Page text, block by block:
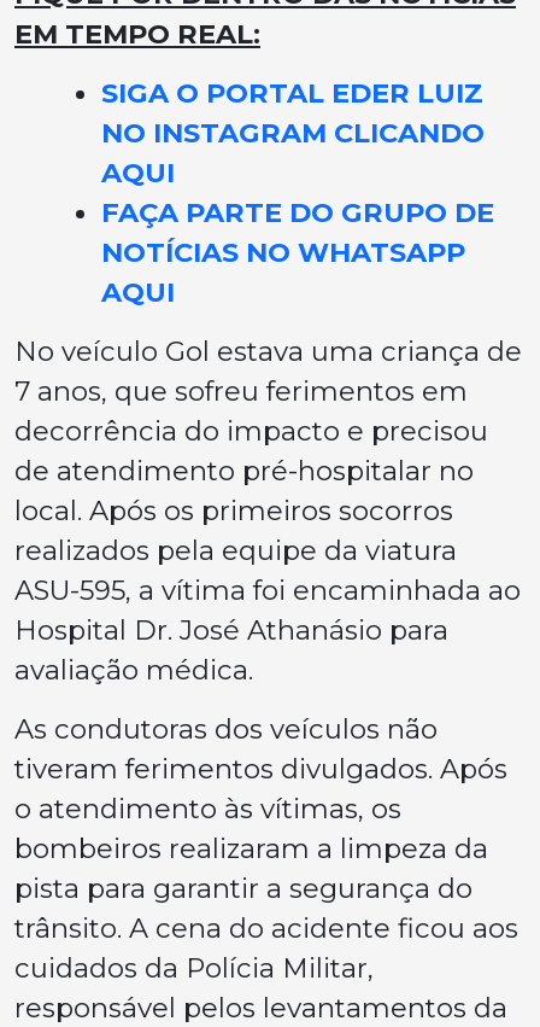
EM TEMPO REAL:
SIGA O PORTAL EDER LUIZ
NO INSTAGRAM CLICANDO
AQUI
FAÇA PARTE DO GRUPO DE
NOTÍCIAS NO WHATSAPP
AQUI
No veículo Gol estava uma criança de
7 anos, que sofreu ferimentos em
decorrência do impacto e precisou
de atendimento pré-hospitalar no
local. Após os primeiros socorros
realizados pela equipe da viatura
ASU-595, a vítima foi encaminhada ao
Hospital Dr. José Athanásio para
avaliação médica.
As condutoras dos veículos não
tiveram ferimentos divulgados. Após
o atendimento às vítimas, os
bombeiros realizaram a limpeza da
pista para garantir a segurança do
trânsito. A cena do acidente ficou aos
cuidados da Polícia Militar,
responsável pelos levantamentos da